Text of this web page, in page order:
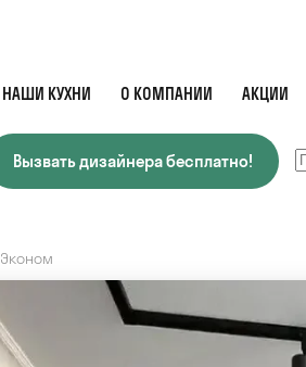
НАШИ КУХНИ О КОМПАНИИ АКЦИИ
Вызвать дизайнера бесплатно!
Эконом